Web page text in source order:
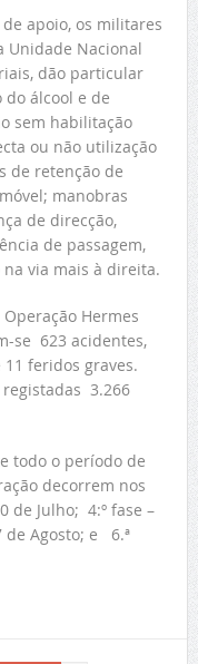
apoio, os militares
Unidade Nacional
dão particular
álcool e de
sem habilitação
ou não utilização
de retenção de
manobras
de direcção,
de passagem,
via mais à direita.
Hermes
se 623 acidentes,
feridos graves.
3.266
todo o período de
decorrem nos
de Julho; 4:º fase –
de Agosto; e 6.ª